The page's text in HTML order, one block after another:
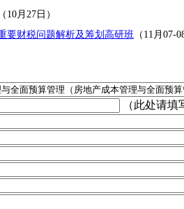
（10月27日）
要财税问题解析及筹划高研班 （11月07-
（此处请填